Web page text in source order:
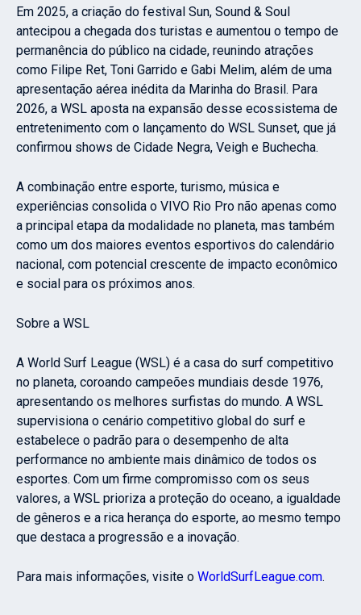
Em 2025, a criação do festival Sun, Sound & Soul
antecipou a chegada dos turistas e aumentou o tempo de
permanência do público na cidade, reunindo atrações
como Filipe Ret, Toni Garrido e Gabi Melim, além de uma
apresentação aérea inédita da Marinha do Brasil. Para
2026, a WSL aposta na expansão desse ecossistema de
entretenimento com o lançamento do WSL Sunset, que já
confirmou shows de Cidade Negra, Veigh e Buchecha.
A combinação entre esporte, turismo, música e
experiências consolida o VIVO Rio Pro não apenas como
a principal etapa da modalidade no planeta, mas também
como um dos maiores eventos esportivos do calendário
nacional, com potencial crescente de impacto econômico
e social para os próximos anos.
Sobre a WSL
A World Surf League (WSL) é a casa do surf competitivo
no planeta, coroando campeões mundiais desde 1976,
apresentando os melhores surfistas do mundo. A WSL
supervisiona o cenário competitivo global do surf e
estabelece o padrão para o desempenho de alta
performance no ambiente mais dinâmico de todos os
esportes. Com um firme compromisso com os seus
valores, a WSL prioriza a proteção do oceano, a igualdade
de gêneros e a rica herança do esporte, ao mesmo tempo
que destaca a progressão e a inovação.
Para mais informações, visite o WorldSurfLeague.com.